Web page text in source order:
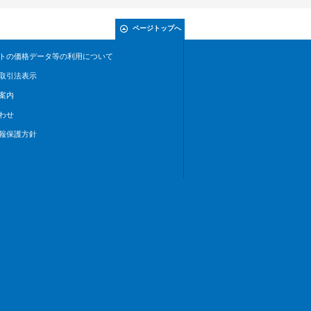
ページトップへ
の価格データ等の利用について
引法表示
内
せ
保護方針